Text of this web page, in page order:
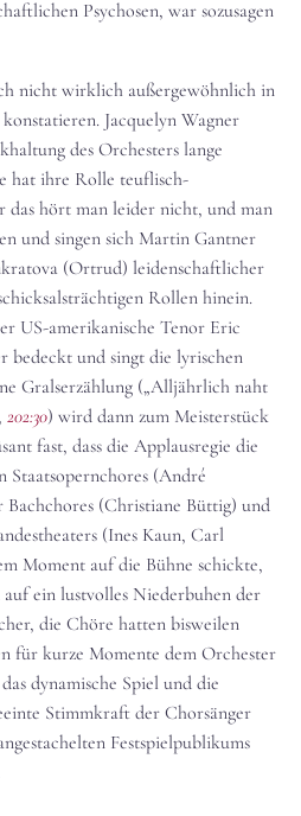
Psychosen, war sozusagen
nicht wirklich außergewöhnlich in
Jacquelyn Wagner
des Orchesters lange
hat ihre Rolle teuflisch-
das hört man leider nicht, und man
und singen sich Martin Gantner
(Ortrud) leidenschaftlicher
Rollen hinein.
US-amerikanische Tenor Eric
bedeckt und singt die lyrischen
Gralserzählung („Alljährlich naht
202:30) wird dann zum Meisterstück
fast, dass die Applausregie die
Staatsopernchores (André
Bachchores (Christiane Büttig) und
(Ines Kaun, Carl
Moment auf die Bühne schickte,
auf ein lustvolles Niederbuhen der
die Chöre hatten bisweilen
für kurze Momente dem Orchester
dynamische Spiel und die
Stimmkraft der Chorsänger
Festspielpublikums